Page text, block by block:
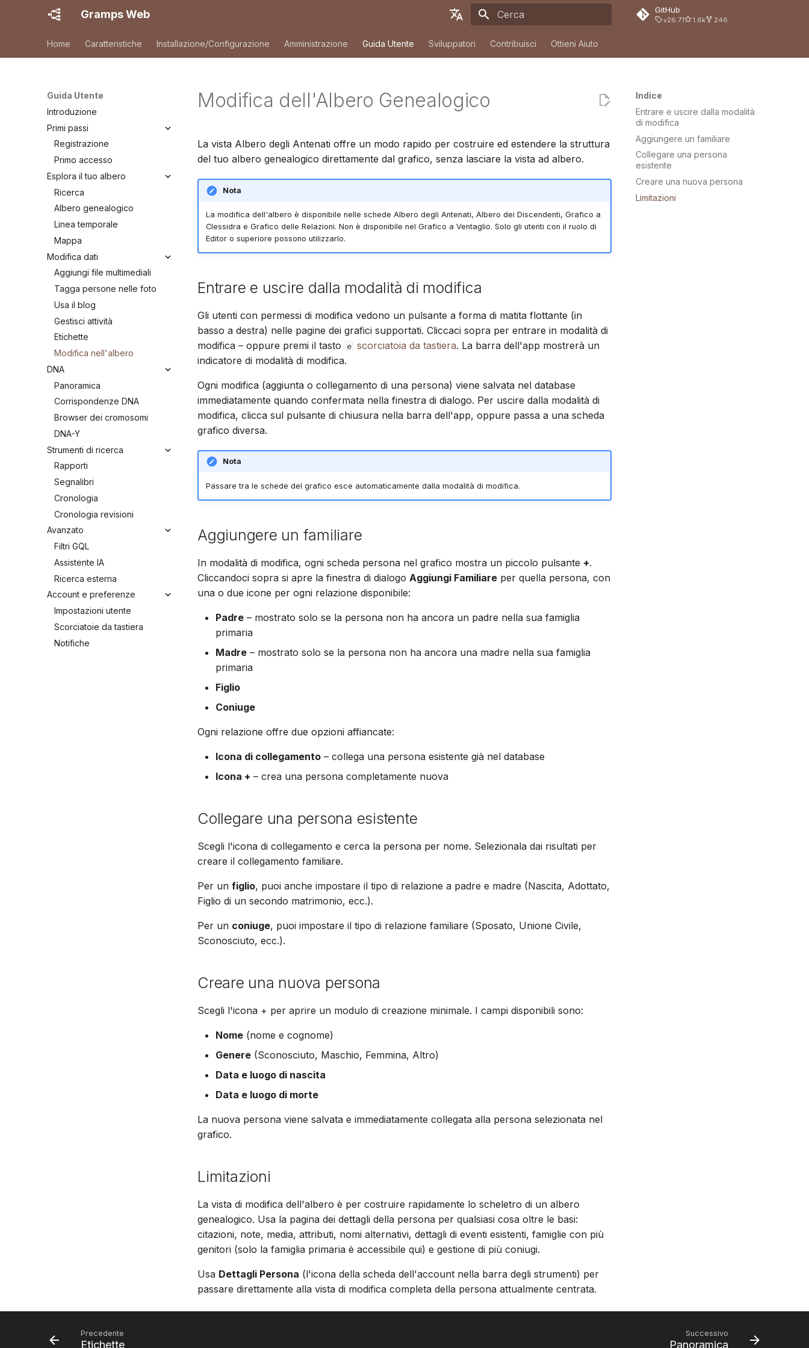
Gramps Web
English
Español
Tiếng Việt
Português
Suomi
Українська
GitHub
v26.7.1 1.6k 246
Home Caratteristiche Installazione/Configurazione Amministrazione Guida Utente Sviluppatori Contribuisci Ottieni Aiuto
Guida Utente
Introduzione
Primi passi
Registrazione
Primo accesso
Esplora il tuo albero
Ricerca
Albero genealogico
Linea temporale
Mappa
Modifica dati
Aggiungi file multimediali
Tagga persone nelle foto
Usa il blog
Gestisci attività
Etichette
Modifica nell'albero
DNA
Panoramica
Corrispondenze DNA
Browser dei cromosomi
DNA-Y
Strumenti di ricerca
Rapporti
Segnalibri
Cronologia
Cronologia revisioni
Avanzato
Filtri GQL
Assistente IA
Ricerca esterna
Account e preferenze
Impostazioni utente
Scorciatoie da tastiera
Notifiche
Indice
Entrare e uscire dalla modalità
di modifica
Aggiungere un familiare
Collegare una persona
esistente
Creare una nuova persona
Limitazioni
Modifica dell'Albero Genealogico
La vista Albero degli Antenati offre un modo rapido per costruire ed estendere la struttura
del tuo albero genealogico direttamente dal grafico, senza lasciare la vista ad albero.
Nota
La modifica dell'albero è disponibile nelle schede Albero degli Antenati, Albero dei Discendenti, Grafico a
Clessidra e Grafico delle Relazioni. Non è disponibile nel Grafico a Ventaglio. Solo gli utenti con il ruolo di
Editor o superiore possono utilizzarlo.
Entrare e uscire dalla modalità di modifica
Gli utenti con permessi di modifica vedono un pulsante a forma di matita flottante (in
basso a destra) nelle pagine dei grafici supportati. Cliccaci sopra per entrare in modalità di
modifica – oppure premi il tasto
e scorciatoia da tastiera. La barra dell'app mostrerà un
indicatore di modalità di modifica.
Ogni modifica (aggiunta o collegamento di una persona) viene salvata nel database
immediatamente quando confermata nella finestra di dialogo. Per uscire dalla modalità di
modifica, clicca sul pulsante di chiusura nella barra dell'app, oppure passa a una scheda
grafico diversa.
Nota
Passare tra le schede del grafico esce automaticamente dalla modalità di modifica.
Aggiungere un familiare
In modalità di modifica, ogni scheda persona nel grafico mostra un piccolo pulsante +.
Cliccandoci sopra si apre la finestra di dialogo Aggiungi Familiare per quella persona, con
una o due icone per ogni relazione disponibile:
Padre – mostrato solo se la persona non ha ancora un padre nella sua famiglia
primaria
Madre – mostrato solo se la persona non ha ancora una madre nella sua famiglia
primaria
Figlio
Coniuge
Ogni relazione offre due opzioni affiancate:
Icona di collegamento – collega una persona esistente già nel database
Icona + – crea una persona completamente nuova
Collegare una persona esistente
Scegli l'icona di collegamento e cerca la persona per nome. Selezionala dai risultati per
creare il collegamento familiare.
Per un figlio, puoi anche impostare il tipo di relazione a padre e madre (Nascita, Adottato,
Figlio di un secondo matrimonio, ecc.).
Per un coniuge, puoi impostare il tipo di relazione familiare (Sposato, Unione Civile,
Sconosciuto, ecc.).
Creare una nuova persona
Scegli l'icona + per aprire un modulo di creazione minimale. I campi disponibili sono:
Nome (nome e cognome)
Genere (Sconosciuto, Maschio, Femmina, Altro)
Data e luogo di nascita
Data e luogo di morte
La nuova persona viene salvata e immediatamente collegata alla persona selezionata nel
grafico.
Limitazioni
La vista di modifica dell'albero è per costruire rapidamente lo scheletro di un albero
genealogico. Usa la pagina dei dettagli della persona per qualsiasi cosa oltre le basi:
citazioni, note, media, attributi, nomi alternativi, dettagli di eventi esistenti, famiglie con più
genitori (solo la famiglia primaria è accessibile qui) e gestione di più coniugi.
Usa Dettagli Persona (l'icona della scheda dell'account nella barra degli strumenti) per
passare direttamente alla vista di modifica completa della persona attualmente centrata.
Precedente
Etichette
Successivo
Panoramica